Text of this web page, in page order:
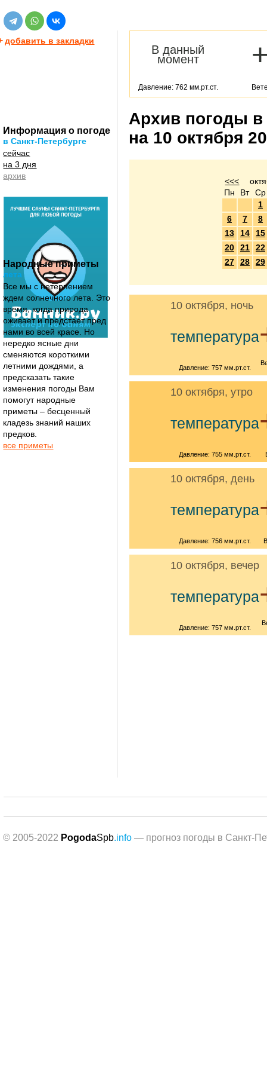
добавить в закладки
Информация о погоде
в Санкт-Петербурге
сейчас
на 3 дня
архив
Народные приметы
лета
Все мы с нетерпением
ждем солнечного лета. Это
время, когда природа
оживает и предстает пред
нами во всей красе. Но
нередко ясные дни
сменяются короткими
летними дождями, а
предсказать такие
изменения погоды Вам
помогут народные
приметы – бесценный
кладезь знаний наших
предков.
все приметы
В данный
момент
Давление: 762 мм.рт.ст.
Архив погоды в
на 10 октября
<<<
Пн
Вт Ср
1
6
7
8
13
14
15
20
21
22
27
28 29
10 октября, ночь
температура
Давление: 757 мм.рт.ст.
10 октября, утро
температура
Давление: 755 мм.рт.ст.
10 октября, день
температура
Давление: 756 мм.рт.ст.
10 октября, вечер
температура
Давление: 757 мм.рт.ст.
© 2005-2022 PogodaSpb.info — прогноз погоды в Санкт-